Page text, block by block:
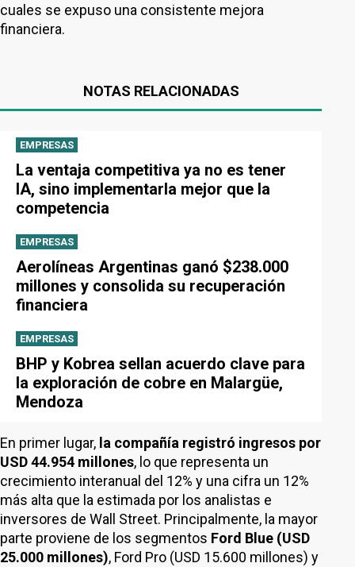
cuales se expuso una consistente mejora
financiera.
NOTAS RELACIONADAS
EMPRESAS
La ventaja competitiva ya no es tener
IA, sino implementarla mejor que la
competencia
EMPRESAS
Aerolíneas Argentinas ganó $238.000
millones y consolida su recuperación
financiera
EMPRESAS
BHP y Kobrea sellan acuerdo clave para
la exploración de cobre en Malargüe,
Mendoza
En primer lugar, la compañía registró ingresos por
USD 44.954 millones, lo que representa un
crecimiento interanual del 12% y una cifra un 12%
más alta que la estimada por los analistas e
inversores de Wall Street. Principalmente, la mayor
parte proviene de los segmentos Ford Blue (USD
25.000 millones), Ford Pro (USD 15.600 millones) y